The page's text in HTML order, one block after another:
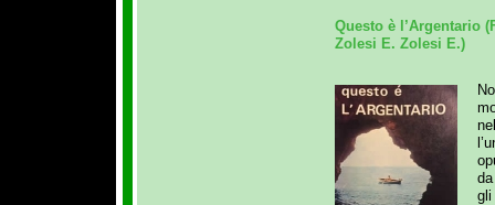
Questo è l’Argentario
Zolesi E. Zolesi E.)